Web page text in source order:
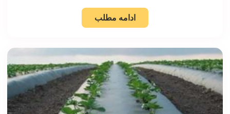
ادامه مطلب